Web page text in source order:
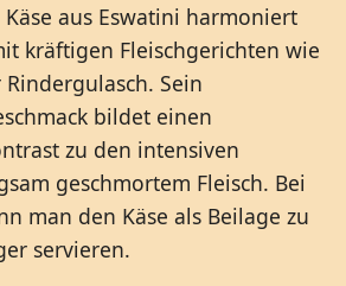
aus Eswatini harmoniert
kräftigen Fleischgerichten wie
Sein
bildet einen
zu den intensiven
geschmortem Fleisch. Bei
man den Käse als Beilage zu
servieren.